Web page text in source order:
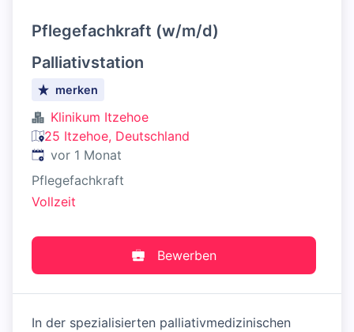
Pflegefachkraft (w/m/d)
Palliativstation
merken
Klinikum Itzehoe
25 Itzehoe, Deutschland
Veröffentlicht:
vor 1 Monat
Pflegefachkraft
Vollzeit
Bewerben
In der spezialisierten palliativmedizinischen